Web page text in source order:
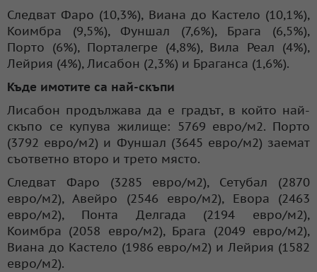
Следват Фаро (10,3%), Виана до Кастело (10,1%),
Коимбра (9,5%), Фуншал (7,6%), Брага (6,5%),
Порто (6%), Порталегре (4,8%), Вила Реал (4%),
Лейрия (4%), Лисабон (2,3%) и Браганса (1,6%).
Къде имотите са най-скъпи
Лисабон продължава да е градът, в който най-
скъпо се купува жилище: 5769 евро/м2. Порто
(3792 евро/м2) и Фуншал (3645 евро/м2) заемат
съответно второ и трето място.
Следват Фаро (3285 евро/м2), Сетубал (2870
евро/м2), Авейро (2546 евро/м2), Евора (2463
евро/м2), Понта Делгада (2194 евро/м2),
Коимбра (2058 евро/м2), Брага (2049 евро/м2),
Виана до Кастело (1986 евро/м2) и Лейрия (1582
евро/м2).